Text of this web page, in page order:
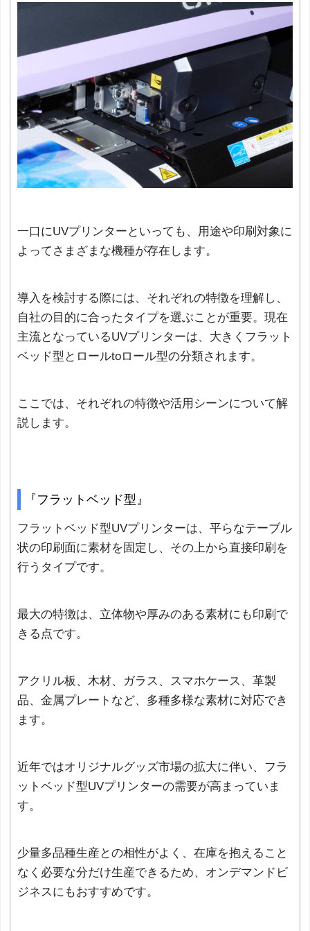
一口にUVプリンターといっても、用途や印刷対象に
よってさまざまな機種が存在します。
導入を検討する際には、それぞれの特徴を理解し、
自社の目的に合ったタイプを選ぶことが重要。現在
主流となっているUVプリンターは、大きくフラット
ベッド型とロールtoロール型の分類されます。
ここでは、それぞれの特徴や活用シーンについて解
説します。
『フラットベッド型』
フラットベッド型UVプリンターは、平らなテーブル
状の印刷面に素材を固定し、その上から直接印刷を
行うタイプです。
最大の特徴は、立体物や厚みのある素材にも印刷で
きる点です。
アクリル板、木材、ガラス、スマホケース、革製
品、金属プレートなど、多種多様な素材に対応でき
ます。
近年ではオリジナルグッズ市場の拡大に伴い、フラ
ットベッド型UVプリンターの需要が高まっていま
す。
少量多品種生産との相性がよく、在庫を抱えること
なく必要な分だけ生産できるため、オンデマンドビ
ジネスにもおすすめです。